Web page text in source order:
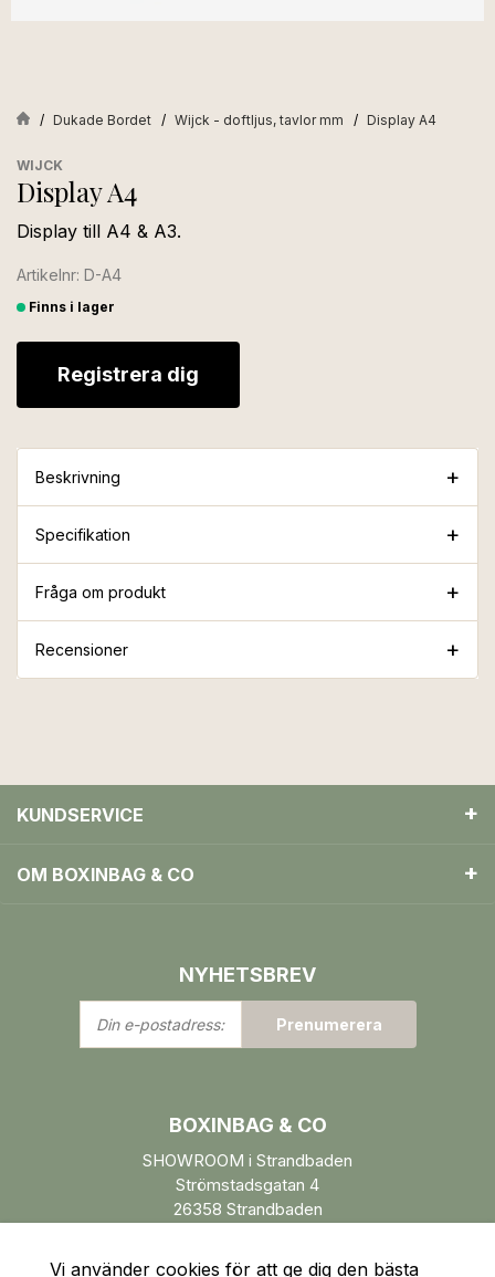
Dukade Bordet Wijck - doftljus, tavlor mm Display A4
WIJCK
Display A4
Display till A4 & A3.
Artikelnr: D-A4
Finns i lager
Registrera dig
Beskrivning
Specifikation
Fråga om produkt
Recensioner
KUNDSERVICE
OM BOXINBAG & CO
NYHETSBREV
Din
e-
Prenumerera
BOXINBAG & CO
SHOWROOM i Strandbaden
Strömstadsgatan 4
26358 Strandbaden
Vi använder cookies för att ge dig den bästa